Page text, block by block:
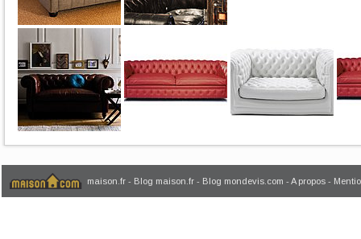
maison.fr - Blog maison.fr - Blog mondevis.com - A propos -